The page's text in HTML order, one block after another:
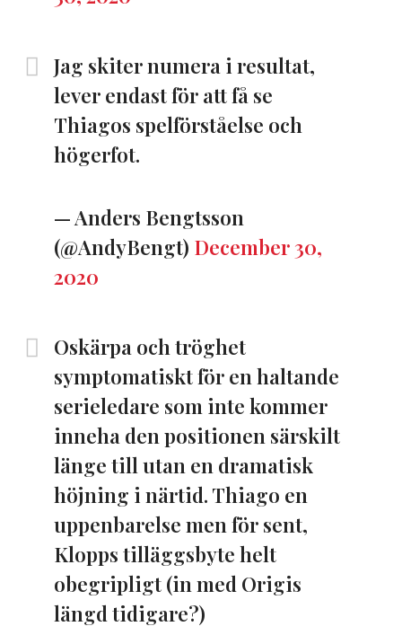
Jag skiter numera i resultat,
lever endast för att få se
Thiagos spelförståelse och
högerfot.
— Anders Bengtsson
(@AndyBengt) December 30,
2020
Oskärpa och tröghet
symptomatiskt för en haltande
serieledare som inte kommer
inneha den positionen särskilt
länge till utan en dramatisk
höjning i närtid. Thiago en
uppenbarelse men för sent,
Klopps tilläggsbyte helt
obegripligt (in med Origis
längd tidigare?)